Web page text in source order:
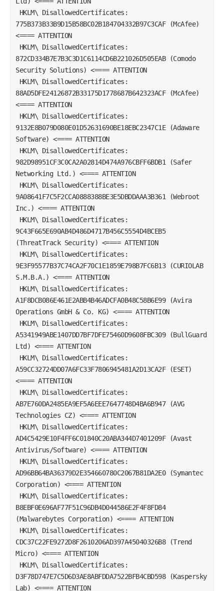
775B373B33B9D15B58BC02B184704332B97C3CAF (McAfee)
<==== ATTENTION
872CD334B7E7B3C3D1C6114CD6B221026D505EAB (Comodo
Security Solutions) <==== ATTENTION
88AD5DFE24126872B33175D1778687B642323ACF (McAfee)
<==== ATTENTION
9132E8B079D080E01D52631690BE18EBC2347C1E (Adaware
Software) <==== ATTENTION
982D98951CF3C0CA2A02814D474A976CBFF6BDB1 (Safer
Networking Ltd.) <==== ATTENTION
9A08641F7C5F2CCA0888388BE3E5DBDDAAA3B361 (Webroot
Inc.) <==== ATTENTION
9C43F665E690AB4D486D4717B456C5554D4BCEB5
(ThreatTrack Security) <==== ATTENTION
9E3F95577B37C74CA2F70C1E1859E798B7FC6B13 (CURIOLAB
S.M.B.A.) <==== ATTENTION
A1F8DCB086E461E2ABB4B46ADCFA0B48C58B6E99 (Avira
Operations GmbH & Co. KG) <==== ATTENTION
A5341949ABE1407DD7BF7DFE75460D9608FBC309 (BullGuard
Ltd) <==== ATTENTION
A59CC32724DD07A6FC33F7806945481A2D13CA2F (ESET)
<==== ATTENTION
AB7E760DA2485EA9EF5A6EEE7647748D4BA6B947 (AVG
Technologies CZ) <==== ATTENTION
AD4C5429E10F4FF6C01840C20ABA344D7401209F (Avast
Antivirus/Software) <==== ATTENTION
AD96BB64BA36379D2E354660780C2067B81DA2E0 (Symantec
Corporation) <==== ATTENTION
B8EBF0E696AF77F51C96DB4D044586E2F4F8FD84
(Malwarebytes Corporation) <==== ATTENTION
CDC37C22FE9272D8F2610206AD397A45040326B8 (Trend
Micro) <==== ATTENTION
D3F78D747E7C5D6D3AE8ABFDDA7522BFB4CBD598 (Kaspersky
Lab) <==== ATTENTION